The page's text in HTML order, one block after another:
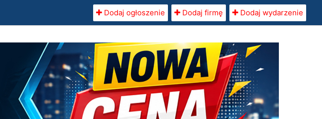
Dodaj ogłoszenie Dodaj firmę Dodaj wydarzenie